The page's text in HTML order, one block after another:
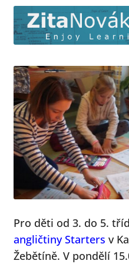
Přeskočit
na
navigaci
Přejít
k
obsahu
Tábory
O nás
Online
Ceník
Info
Novinky
Kontakt
Pro děti od 3. do 5.
angličtiny Starters v
Žebětíně. V pondělí